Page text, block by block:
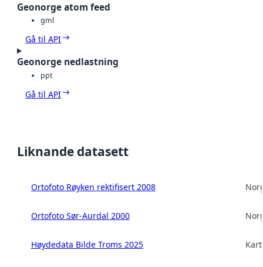
Geonorge atom feed
gml
Gå til API
Geonorge nedlastning
ppt
Gå til API
Liknande datasett
Ortofoto Røyken rektifisert 2008
Ortofoto Sør-Aurdal 2000
Høydedata Bilde Troms 2025